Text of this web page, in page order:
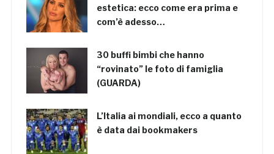
estetica: ecco come era prima e
com’è adesso…
30 buffi bimbi che hanno
“rovinato” le foto di famiglia
(GUARDA)
L’Italia ai mondiali, ecco a quanto
è data dai bookmakers